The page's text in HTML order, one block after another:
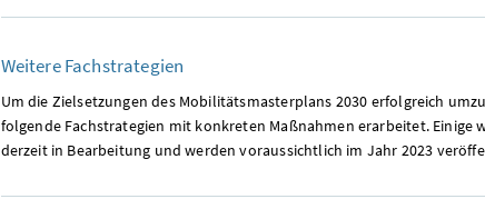
Weitere Fachstrategien
Um die Zielsetzungen des Mobilitätsmasterplans 2030 erfolgreich
folgende Fachstrategien mit konkreten Maßnahmen erarbeitet. Einige
derzeit in Bearbeitung und werden voraussichtlich im Jahr 2023